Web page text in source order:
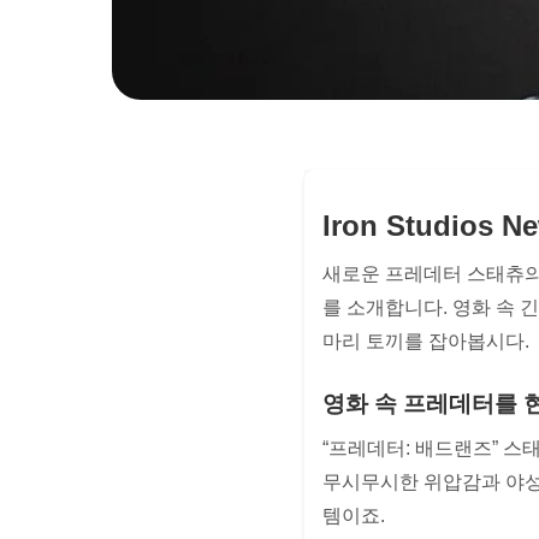
Iron Studios
새로운 프레데터 스태츄
를 소개합니다. 영화 속
마리 토끼를 잡아봅시다.
영화 속 프레데터를
“프레데터: 배드랜즈” 스
무시무시한 위압감과 야
템이죠.